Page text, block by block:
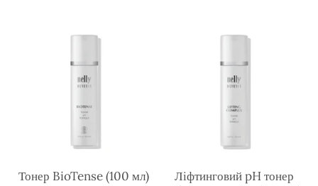
Тонер BioTense (100 мл)
Ліфтинговий pH тонер